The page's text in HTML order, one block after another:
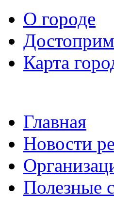
О городе
Карта
Главная
Новости
Полезные